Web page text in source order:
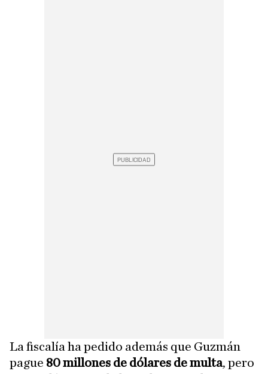
La fiscalía ha pedido además que Guzmán
pague 80 millones de dólares de multa, pero